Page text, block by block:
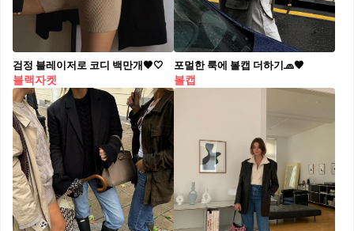
검정 블레이저로 코디 백만개🖤🤍
블랙자켓
포멀한 룩에 볼캡 더하기🧢🤎
볼캡